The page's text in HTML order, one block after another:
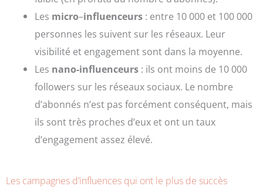
Les micro–influenceurs : entre 10 000 et 100 000
personnes les suivent sur les réseaux. Leur
visibilité et engagement sont dans la moyenne.
Les nano-influenceurs : ils ont moins de 10 000
followers sur les réseaux sociaux. Le nombre
d’abonnés n’est pas forcément conséquent, mais
ils sont très proches d’eux et ont un taux
d’engagement assez élevé.
Les campagnes d’influences qui ont le plus de succès